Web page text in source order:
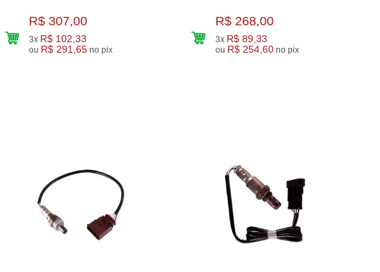
R$ 307,00
3x R$ 102,33
ou R$ 291,65 no pix
R$ 268,00
3x R$ 89,33
ou R$ 254,60 no pix